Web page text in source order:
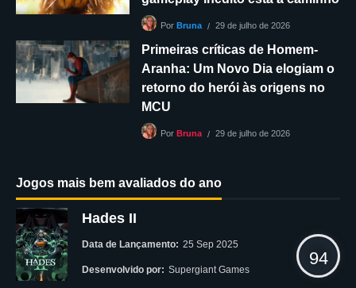
Por Bruna 29 de julho de 2026
Primeiras críticas de Homem-
Aranha: Um Novo Dia elogiam o
retorno do herói às origens no
MCU
Por Bruna 29 de julho de 2026
Jogos mais bem avaliados do ano
Hades II
Data de Lançamento: 25 Sep 2025
Desenvolvido por: Supergiant Games
94